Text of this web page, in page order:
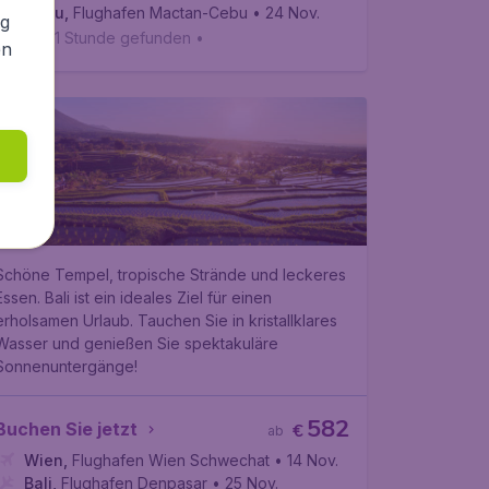
Cebu, Flughafen Mactan-Cebu • 24 Nov.
Vor 1 Stunde gefunden •
Tempel, tropische Strände und leckeres
Bali ist ein ideales Ziel für einen
Urlaub. Tauchen Sie in kristallklares
und genießen Sie spektakuläre
Sie jetzt €582
ab
Wien, Flughafen Wien Schwechat • 14 Nov.
Bali, Flughafen Denpasar • 25 Nov.